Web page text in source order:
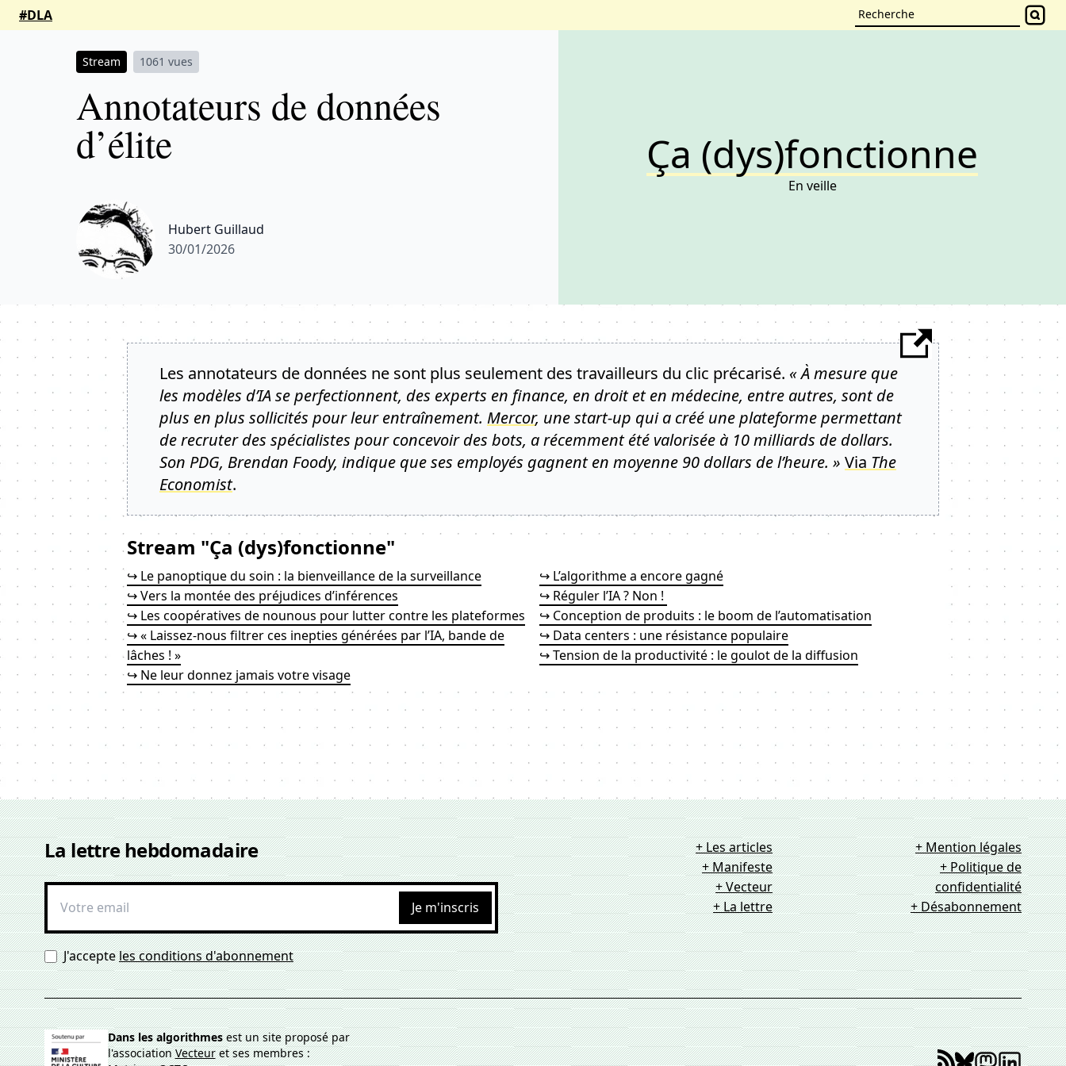
#DLA
Stream 1061 vues
Annotateurs de données
d’élite
Hubert Guillaud
30/01/2026
Ça (dys)fonctionne
En veille
Les annotateurs de données ne sont plus seulement des travailleurs du clic précarisé. « À mesure que
les modèles d’IA se perfectionnent, des experts en finance, en droit et en médecine, entre autres, sont de
plus en plus sollicités pour leur entraînement. Mercor, une start-up qui a créé une plateforme permettant
de recruter des spécialistes pour concevoir des bots, a récemment été valorisée à 10 milliards de dollars.
Son PDG, Brendan Foody, indique que ses employés gagnent en moyenne 90 dollars de l’heure. » Via The
Economist.
Stream "Ça (dys)fonctionne"
↪ Le panoptique du soin : la bienveillance de la surveillance
↪ Vers la montée des préjudices d’inférences
↪ Les coopératives de nounous pour lutter contre les plateformes
↪ « Laissez-nous filtrer ces inepties générées par l’IA, bande de
lâches ! »
↪ Ne leur donnez jamais votre visage
↪ L’algorithme a encore gagné
↪ Réguler l’IA ? Non !
↪ Conception de produits : le boom de l’automatisation
↪ Data centers : une résistance populaire
↪ Tension de la productivité : le goulot de la diffusion
La lettre hebdomadaire
Je m'inscris
J'accepteles conditions d'abonnement
+ Les articles
+ Manifeste
+ Vecteur
+ La lettre
+ Mention légales
+ Politique de
confidentialité
+ Désabonnement
Dans les algorithmesest un site proposé par
l'associationVecteuret ses membres :